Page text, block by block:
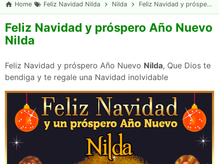
Home Feliz Navidad Nilda Nilda Feliz Navidad y próspero Año Nuevo Nilda
Feliz Navidad y próspero Año Nuevo
Nilda
Feliz Navidad y próspero Año Nuevo Nilda, Que Dios te
bendiga y te regale una Navidad inolvidable